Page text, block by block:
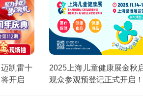
凯雷十
开启
2025上海儿童健康展金秋
观众参观预登记正式开启！